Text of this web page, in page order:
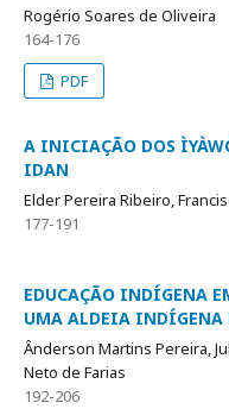
Rogério Soares de Oliveira
164-176
PDF
A INICIAÇÃO DOS
IDAN
Elder Pereira Ribeiro,
177-191
EDUCAÇÃO INDÍGENA
UMA ALDEIA INDÍGENA
Ânderson Martins Pereira,
Neto de Farias
192-206